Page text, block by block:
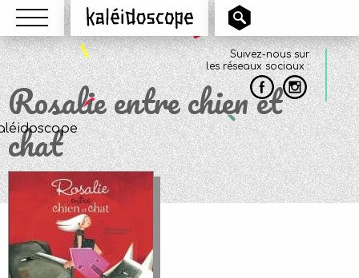
Menu Kaléidoscope
Suivez-nous sur
les réseaux sociaux :
Rosalie entre chien et
chat